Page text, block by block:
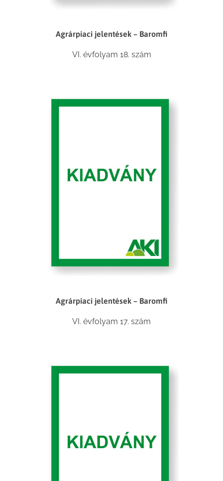
Agrárpiaci jelentések – Baromfi
VI. évfolyam 18. szám
Agrárpiaci jelentések – Baromfi
VI. évfolyam 17. szám